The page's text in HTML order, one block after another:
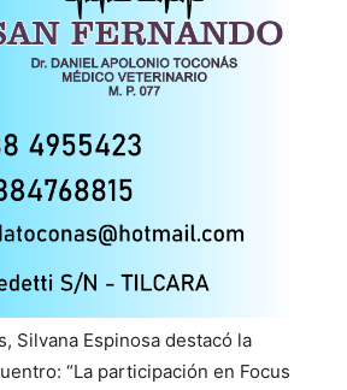
Silvana Espinosa destacó la
“La participación en Focus